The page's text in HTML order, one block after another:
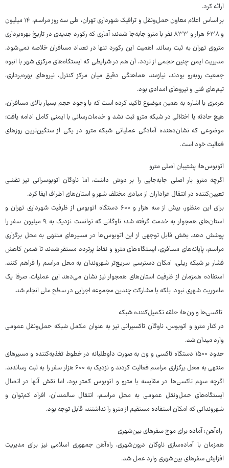
ارائه کرد.
بر اساس اعلام معاون حمل‌ونقل و ترافیک شهرداری تهران، طی سه روز مراسم، ۱۴ میلیون
و ۶۳۸ هزار و ۸۳۳ نفر با مترو جابه‌جا شدند؛ آماری که رکورد جدیدی در تاریخ بهره‌برداری
متروی تهران به ثبت رساند. اهمیت این رکورد تنها در تعداد مسافران خلاصه نمی‌شود.
مدیریت ایمن چنین حجمی از تردد، آن هم در شرایطی که ایستگاه‌های مرکزی شهر با انبوه
جمعیت روبه‌رو بودند، نیازمند هماهنگی دقیق میان مرکز کنترل، نیروهای بهره‌برداری،
تیم‌های فنی و نیروهای امدادی بود.
هرمزی با اشاره به همین موضوع تاکید کرده است که با وجود حجم بسیار بالای مسافران،
هیچ حادثه یا اختلالی در شبکه مترو ثبت نشد و خدمات‌رسانی با ایمنی کامل ادامه یافت؛
موضوعی که نشان‌دهنده آمادگی عملیاتی شبکه مترو در یکی از سنگین‌ترین روزهای
فعالیت خود است.
اتوبوس‌ها؛ پشتیبان اصلی مترو
اگرچه مترو بار اصلی جابه‌جایی را بر دوش داشت، اما ناوگان اتوبوسرانی نیز نقشی
تعیین‌کننده در انتقال عزاداران از مبادی مختلف شهر و استان‌های اطراف ایفا کرد.
برای این منظور، بیش از سه هزار و ۶۰۰ دستگاه اتوبوس از ظرفیت شهرداری تهران و
استان‌های همجوار به خدمت گرفته شد؛ ناوگانی که توانست نزدیک به ۹ میلیون سفر را
پوشش دهد. بخش قابل توجهی از این اتوبوس‌ها در مسیرهای منتهی به محل برگزاری
مراسم، پایانه‌های مسافری، ایستگاه‌های مترو و نقاط پرتردد مستقر شدند تا ضمن کاهش
فشار بر شبکه ریلی، امکان دسترسی سریع‌تر شهروندان به محل مراسم را فراهم کنند.
استفاده همزمان از ظرفیت استان‌های همجوار نیز نشان می‌دهد این عملیات، صرفا یک
ماموریت شهری نبود، بلکه با مشارکت چندین مجموعه اجرایی در سطح ملی انجام شد.
تاکسی‌ها و ون‌ها؛ حلقه تکمیل‌کننده شبکه
در کنار مترو و اتوبوس، ناوگان تاکسیرانی نیز به عنوان مکمل شبکه حمل‌ونقل عمومی
وارد میدان شد.
حدود ۱۵۰۰ دستگاه تاکسی و ون به صورت داوطلبانه در خطوط تغذیه‌کننده و مسیرهای
منتهی به محل برگزاری مراسم فعالیت کردند و نزدیک به ۶۰۰ هزار سفر را به ثبت رساندند.
اگرچه سهم تاکسی‌ها در مقایسه با مترو و اتوبوس کمتر بود، اما نقش آنها در اتصال
ایستگاه‌های حمل‌ونقل عمومی به محل مراسم، انتقال سالمندان، افراد کم‌توان و
شهروندانی که امکان استفاده مستقیم از مترو را نداشتند، قابل توجه بود.
راه‌آهن؛ آماده برای موج سفرهای بین‌شهری
همزمان با آماده‌سازی ناوگان درون‌شهری، راه‌آهن جمهوری اسلامی نیز برای مدیریت
افزایش سفرهای بین‌شهری وارد عمل شد.